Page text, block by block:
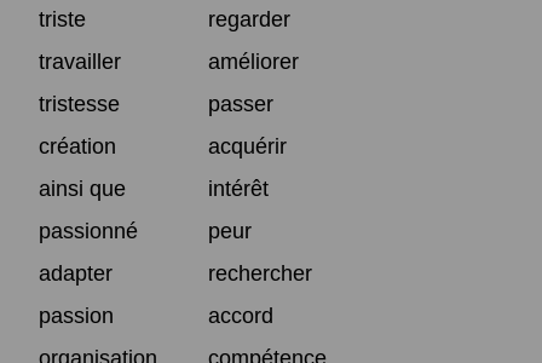
triste
regarder
travailler
améliorer
tristesse
passer
création
acquérir
ainsi que
intérêt
passionné
peur
adapter
rechercher
passion
accord
organisation
compétence